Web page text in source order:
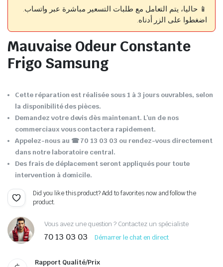
📱 حاليا، يتم التعامل مع طلبات التسعير مباشرة عبر واتساب.
اضغطوا على الزر أدناه.
Mauvaise Odeur Constante
Frigo Samsung
Cette réparation est réalisée sous 1 à 3 jours ouvrables, selon
la disponibilité des pièces.
Demandez votre devis dès maintenant. L’un de nos
commerciaux vous contactera rapidement.
Appelez-nous au ☎ 70 13 03 03 ou rendez-vous directement
dans notre laboratoire central.
Des frais de déplacement seront appliqués pour toute
intervention à domicile.
Did you like this product? Add to favorites now and follow the
product.
Vous avez une question ? Contactez un spécialiste
70 13 03 03 Démarrer le chat en direct
Rapport Qualité/Prix